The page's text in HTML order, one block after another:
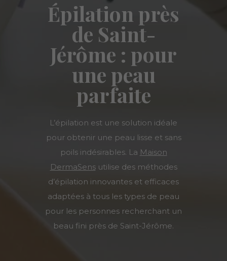
Épilation près
de Saint-
Jérôme : pour
une peau
parfaite
L’épilation est une solution idéale
pour obtenir une peau lisse et sans
poils indésirables. La Maison
DermaSensutilise des méthodes
d’épilation innovantes et efficaces
adaptées à tous les types de peau
pour les personnes recherchant un
beau fini près de Saint-Jérôme.